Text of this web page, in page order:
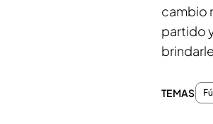
cambio
partido
TEMAS